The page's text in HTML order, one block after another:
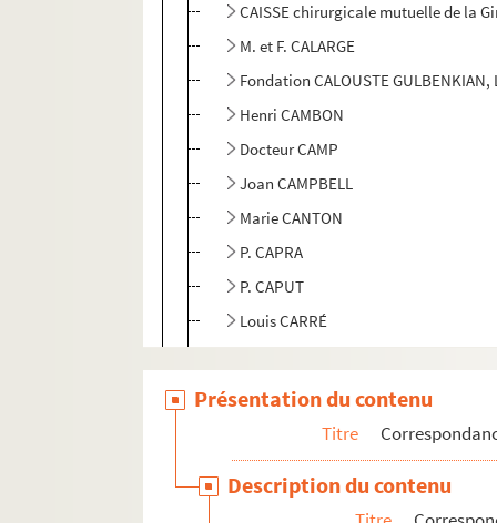
CAISSE chirurgicale mutuelle de la
M. et F. CALARGE
Fondation CALOUSTE
Henri CAMBON
Docteur CAMP
Joan CAMPBELL
Marie CANTON
P. CAPRA
P. CAPUT
Louis CARRÉ
Emile CASTEJA
Enrico CASTELLI
Philippe CAZALIS
CENTRE culturel américain
Présentation du contenu
Titre
Description du contenu